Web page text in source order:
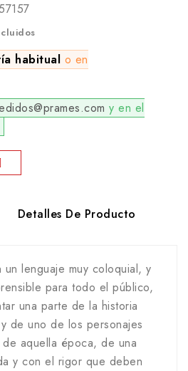
habitual o en
y en el
Detalles De Producto
lenguaje muy coloquial, y
para todo el público,
una parte de la historia
de uno de los personajes
aquella época, de una
y con el rigor que deben